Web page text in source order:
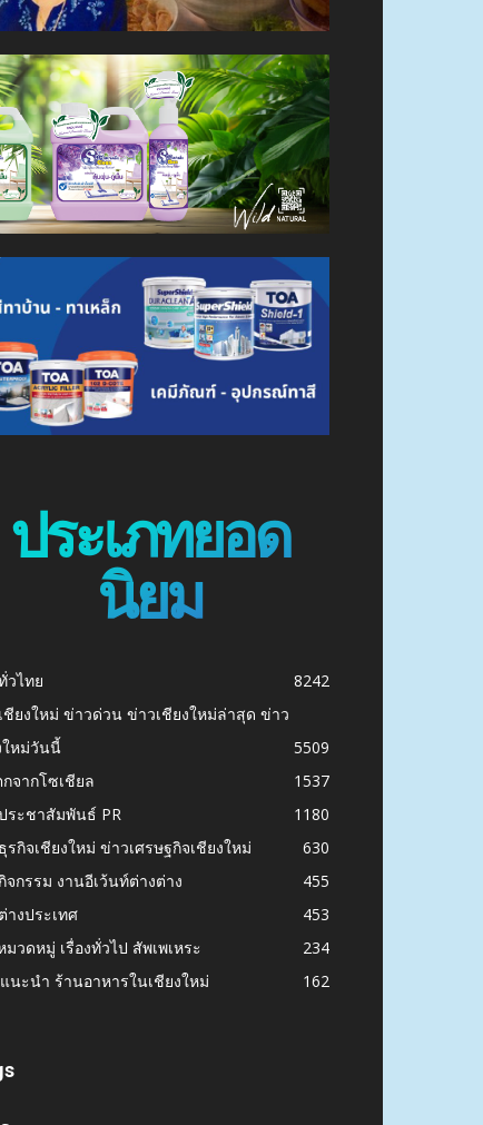
ประเภทยอด
นิยม
วไทย
8242
ชียงใหม่ ข่าวด่วน ข่าวเชียงใหม่ล่าสุด ข่าว
ใหม่วันนี้
5509
กจากโซเชียล
1537
ระชาสัมพันธ์ PR
1180
รกิจเชียงใหม่ ข่าวเศรษฐกิจเชียงใหม่
630
จกรรม งานอีเว้นท์ต่างต่าง
455
างประเทศ
453
มวดหมู่ เรื่องทั่วไป สัพเพเหระ
234
นะนำ ร้านอาหารในเชียงใหม่
162